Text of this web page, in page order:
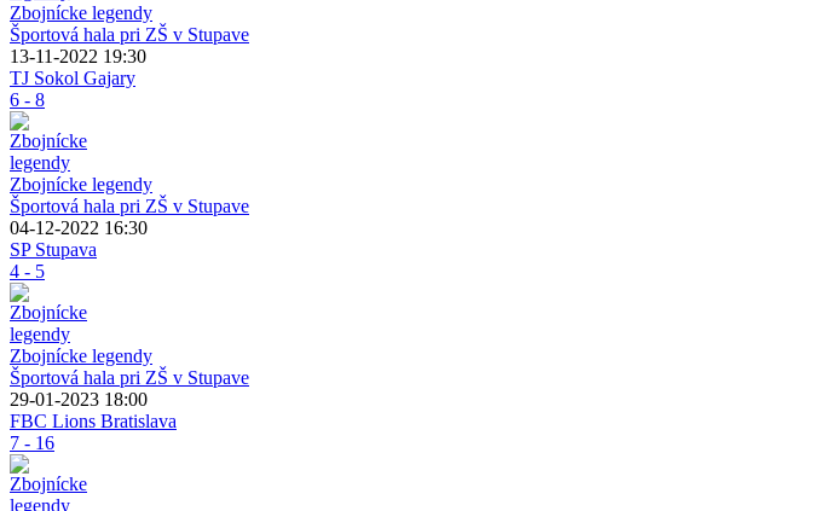
Zbojnícke legendy
Športová hala pri ZŠ v Stupave
13-11-2022 19:30
TJ Sokol Gajary
6 - 8
Zbojnícke legendy
Športová hala pri ZŠ v Stupave
04-12-2022 16:30
SP Stupava
4 - 5
Zbojnícke legendy
Športová hala pri ZŠ v Stupave
29-01-2023 18:00
FBC Lions Bratislava
7 - 16